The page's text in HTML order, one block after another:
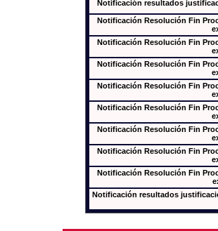
Notificación resultados
Notificación Resolución Fin
Notificación Resolución Fin
Notificación Resolución Fin
Notificación Resolución Fin
Notificación Resolución Fin
Notificación Resolución Fin
Notificación Resolución Fin
Notificación Resolución Fin
Notificación resultados